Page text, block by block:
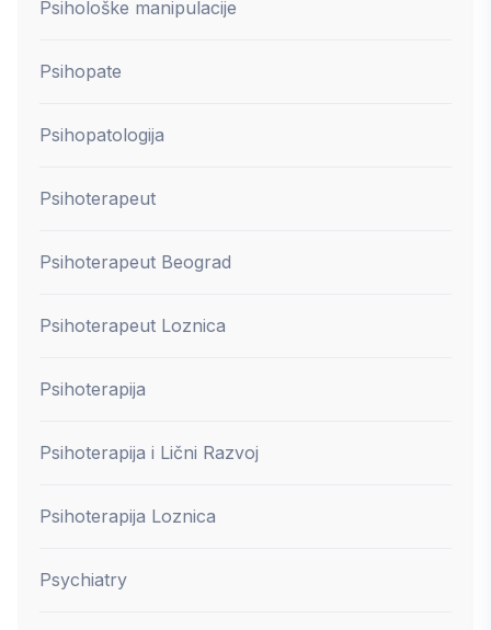
Psihološke manipulacije
Psihopate
Psihopatologija
Psihoterapeut
Psihoterapeut Beograd
Psihoterapeut Loznica
Psihoterapija
Psihoterapija i Lični Razvoj
Psihoterapija Loznica
Psychiatry